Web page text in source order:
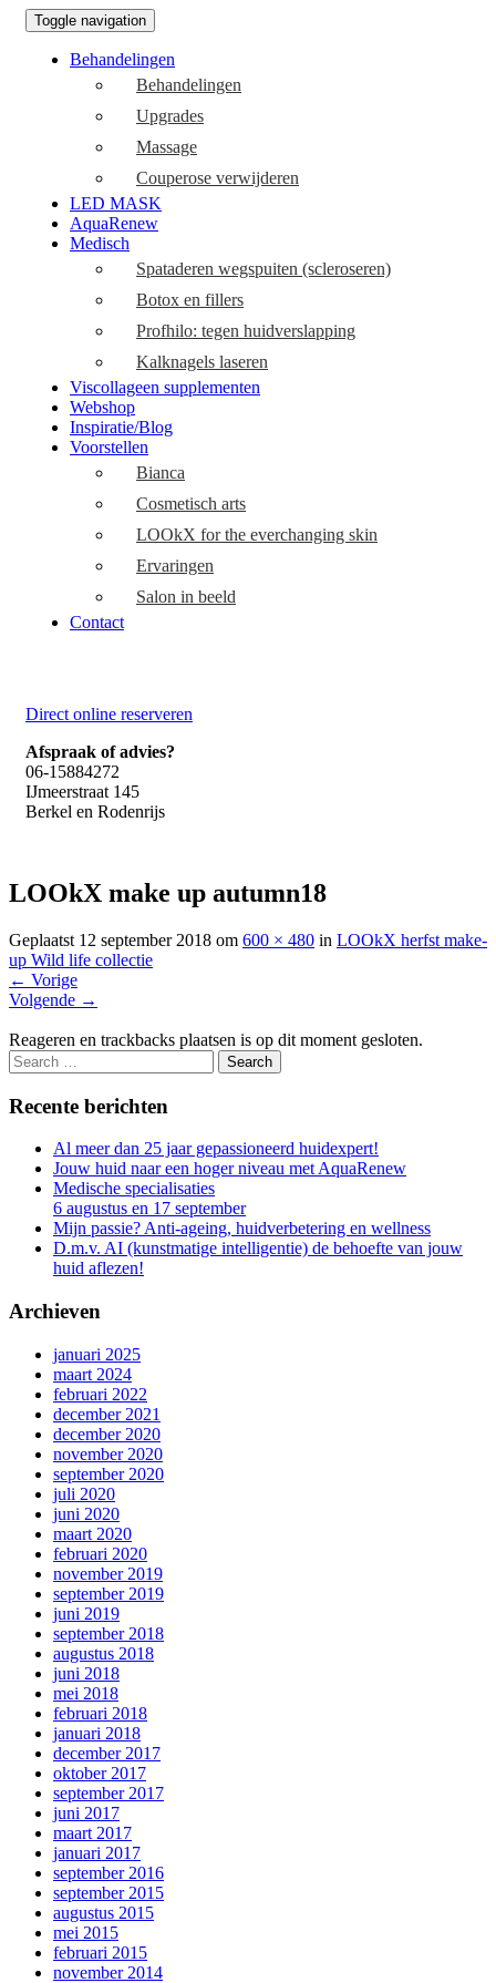
Toggle navigation
Behandelingen
Behandelingen
Upgrades
Massage
Couperose verwijderen
LED MASK
AquaRenew
Medisch
Spataderen wegspuiten (scleroseren)
Botox en fillers
Profhilo: tegen huidverslapping
Kalknagels laseren
Viscollageen supplementen
Webshop
Inspiratie/Blog
Voorstellen
Bianca
Cosmetisch arts
LOOkX for the everchanging skin
Ervaringen
Salon in beeld
Contact
Direct online reserveren
Afspraak of advies?
06-15884272
IJmeerstraat 145
Berkel en Rodenrijs
LOOkX make up autumn18
Geplaatst 12 september 2018 om 600 × 480 in LOOkX herfst make-
up Wild life collectie
← Vorige
Volgende →
Reageren en trackbacks plaatsen is op dit moment gesloten.
Recente berichten
Al meer dan 25 jaar gepassioneerd huidexpert!
Jouw huid naar een hoger niveau met AquaRenew
Medische specialisaties
6 augustus en 17 september
Mijn passie? Anti-ageing, huidverbetering en wellness
D.m.v. AI (kunstmatige intelligentie) de behoefte van jouw
huid aflezen!
Archieven
januari 2025
maart 2024
februari 2022
december 2021
december 2020
november 2020
september 2020
juli 2020
juni 2020
maart 2020
februari 2020
november 2019
september 2019
juni 2019
september 2018
augustus 2018
juni 2018
mei 2018
februari 2018
januari 2018
december 2017
oktober 2017
september 2017
juni 2017
maart 2017
januari 2017
september 2016
september 2015
augustus 2015
mei 2015
februari 2015
november 2014